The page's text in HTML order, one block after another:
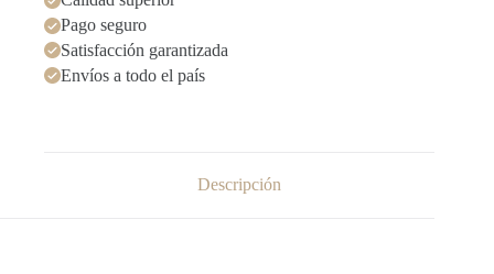
Pago seguro
Satisfacción garantizada
Envíos a todo el país
Descripción